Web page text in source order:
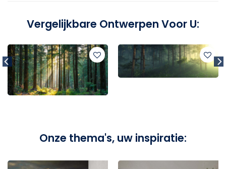
Vergelijkbare Ontwerpen Voor U:
Onze thema's, uw inspiratie: